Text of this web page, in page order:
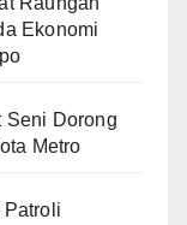
Ekonomi
Seni Dorong
Metro
Patroli